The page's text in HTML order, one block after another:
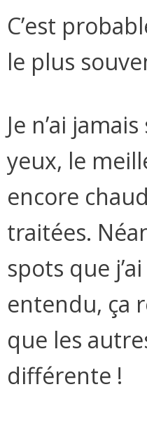
C’est
le plus
Je n’ai
yeux, le
encore
traitées.
spots que
entendu, ça
que les
différente !